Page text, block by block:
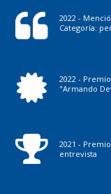
2022 -
Categoría:
2022 -
"Armando
2021 -
entrevista